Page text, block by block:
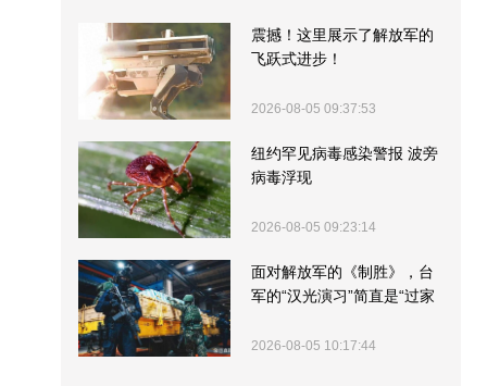
震撼！这里展示了解放军的
飞跃式进步！
2026-08-05 09:37:53
纽约罕见病毒感染警报 波旁
病毒浮现
2026-08-05 09:23:14
面对解放军的《制胜》，台
军的“汉光演习”简直是“过家
2026-08-05 10:17:44